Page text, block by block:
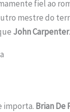
fiel ao
mestre do
John Carpenter.
importa. Brian De